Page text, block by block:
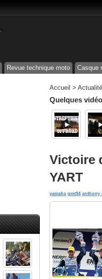
Revue technique moto Casque
Accueil >
Quelques
Victoire
YART
yamaha gmt94 anthony